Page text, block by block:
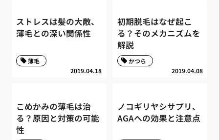
ストレスは髪の大敵、
薄毛との深い関係性
2019.04.18
薄毛
初期脱毛はなぜ起こ
る？そのメカニズムを
解説
2019.04.08
かつら
こめかみの薄毛は治
る？原因と対策の可能
性
ノコギリヤシサプリ、
AGAへの効果と注意点